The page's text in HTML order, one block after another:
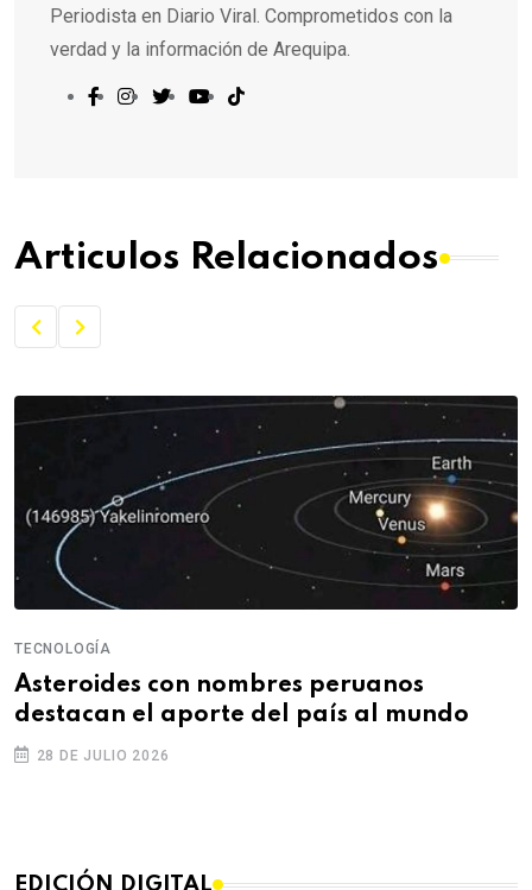
Periodista en Diario Viral. Comprometidos con la
verdad y la información de Arequipa.
Articulos Relacionados
TECNOLOGÍA
Asteroides con nombres peruanos
destacan el aporte del país al mundo
28 DE JULIO 2026
EDICIÓN DIGITAL